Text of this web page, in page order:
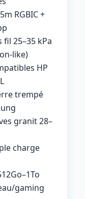
RGBIC +
25–35 kPa
like)
HP
trempé
granit 28–
charge
gaming